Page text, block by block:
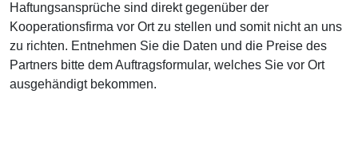
Haftungsansprüche sind direkt gegenüber der
Kooperationsfirma vor Ort zu stellen und somit nicht an uns
zu richten. Entnehmen Sie die Daten und die Preise des
Partners bitte dem Auftragsformular, welches Sie vor Ort
ausgehändigt bekommen.